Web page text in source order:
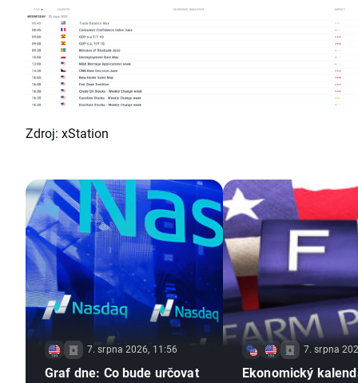
Zdroj: xStation
7. srpna 2026, 11:56
Graf dne: Co bude určovat
7. srpna
Ekonomický